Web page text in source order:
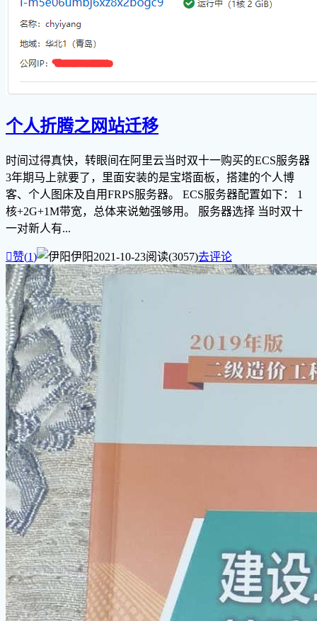
个人折腾之网站迁移
时间过得真快，转眼间在阿里云当时双十一购买的ECS服务器
3年期马上就要了，里面安装的是宝塔面板，搭建的个人博
客、个人图床及自用FRPS服务器。 ECS服务器配置如下： 1
核+2G+1M带宽，总体来说勉强够用。 服务器选择 当时双十
一对新人有...
赞(1) 伊阳2021-10-23阅读(3057)去评论